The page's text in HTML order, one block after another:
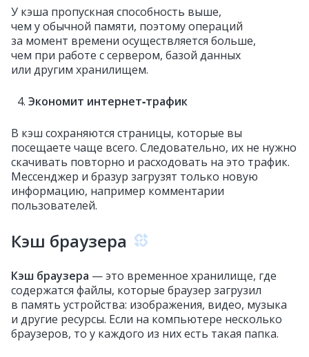
У кэша пропускная способность выше,
чем у обычной памяти, поэтому операций
за момент времени осуществляется больше,
чем при работе с сервером, базой данных
или другим хранилищем.
Экономит интернет‑трафик
В кэш сохраняются страницы, которые вы
посещаете чаще всего. Следовательно, их не нужно
скачивать повторно и расходовать на это трафик.
Мессенджер и бразур загрузят только новую
информацию, например комментарии
пользователей.
Кэш браузера
Кэш браузера — это временное хранилище, где
содержатся файлы, которые браузер загрузил
в память устройства: изображения, видео, музыка
и другие ресурсы. Если на компьютере несколько
браузеров, то у каждого из них есть такая папка.